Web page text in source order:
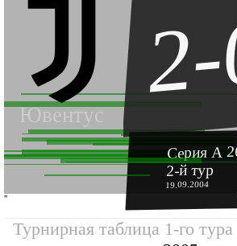
Ювентус
Серия А
2-й тур
19.09.2004
''
Турнирная таблица 1-го тура